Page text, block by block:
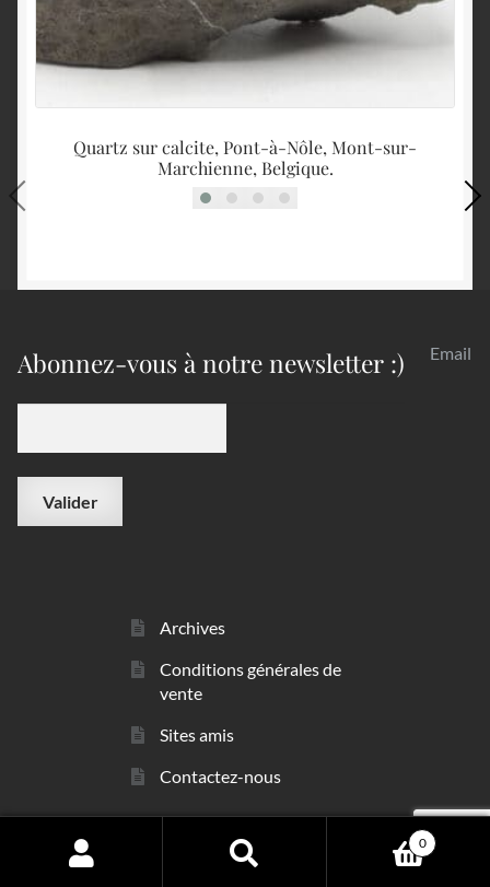
Quartz sur calcite, Pont-à-Nôle, Mont-sur-
Marchienne, Belgique.
Abonnez-vous à notre newsletter :) Email
Archives
Conditions générales de
vente
Sites amis
Contactez-nous
© sarl Les Minéraux 2006 - 2026
Search
0